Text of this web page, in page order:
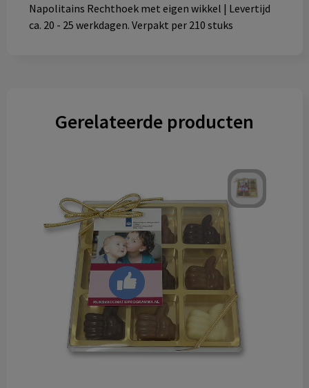
Napolitains Rechthoek met eigen wikkel | Levertijd
ca. 20 - 25 werkdagen. Verpakt per 210 stuks
Gerelateerde producten